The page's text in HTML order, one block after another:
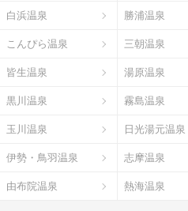
白浜温泉 勝浦温泉
こんぴら温泉 三朝温泉
皆生温泉 湯原温泉
黒川温泉 霧島温泉
玉川温泉 日光湯元温泉
伊勢・鳥羽温泉 志摩温泉
由布院温泉 熱海温泉